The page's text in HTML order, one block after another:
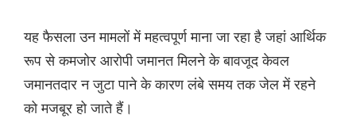
यह फैसला उन मामलों में महत्वपूर्ण माना जा रहा है जहां आर्थिक
रूप से कमजोर आरोपी जमानत मिलने के बावजूद केवल
जमानतदार न जुटा पाने के कारण लंबे समय तक जेल में रहने
को मजबूर हो जाते हैं।